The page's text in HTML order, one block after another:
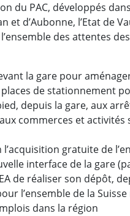
du PAC, développés
et d’Aubonne, l’Etat de
des attentes
la gare pour
de stationnement
depuis la gare, aux
commerces et activités
gratuite de
interface de la gare
de réaliser son dépôt,
l’ensemble de la
dans la région